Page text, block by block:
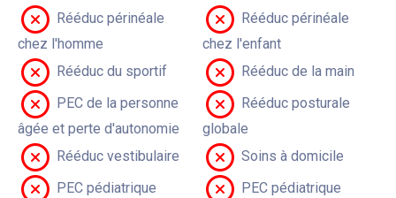
Rééduc périnéale
chez l'homme
Rééduc périnéale
chez l'enfant
Rééduc du sportif
Rééduc de la main
PEC de la personne
âgée et perte d'autonomie
Rééduc posturale
globale
Rééduc vestibulaire
Soins à domicile
PEC pédiatrique
PEC pédiatrique